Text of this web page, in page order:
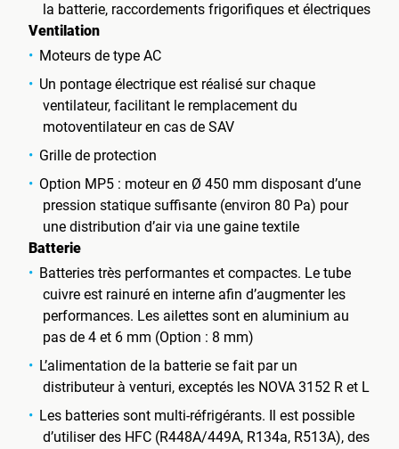
la batterie, raccordements frigorifiques et électriques
Ventilation
Moteurs de type AC
Un pontage électrique est réalisé sur chaque
ventilateur, facilitant le remplacement du
motoventilateur en cas de SAV
Grille de protection
Option MP5 : moteur en Ø 450 mm disposant d’une
pression statique suffisante (environ 80 Pa) pour
une distribution d’air via une gaine textile
Batterie
Batteries très performantes et compactes. Le tube
cuivre est rainuré en interne afin d’augmenter les
performances. Les ailettes sont en aluminium au
pas de 4 et 6 mm (Option : 8 mm)
L’alimentation de la batterie se fait par un
distributeur à venturi, exceptés les NOVA 3152 R et L
Les batteries sont multi-réfrigérants. Il est possible
d’utiliser des HFC (R448A/449A, R134a, R513A), des